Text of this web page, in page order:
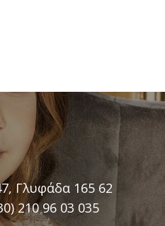
Γλυφάδα 165 62
210 96 03 035